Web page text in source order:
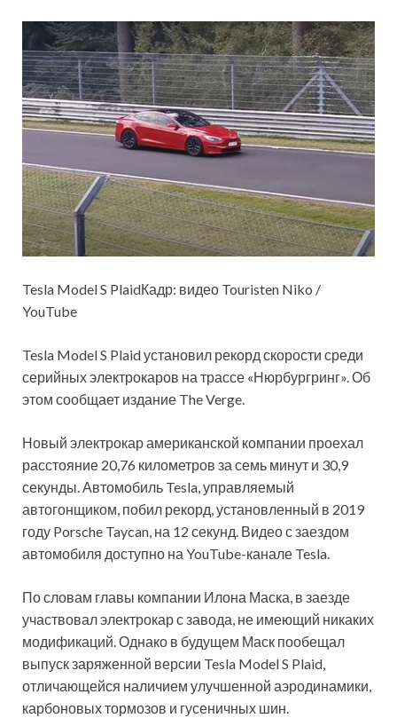
Tesla Model S PlaidКадр: видео Touristen Niko /
YouTube
Tesla Model S Plaid установил рекорд скорости среди
серийных электрокаров на трассе «Нюрбургринг». Об
этом сообщает издание The Verge.
Новый электрокар американской компании проехал
расстояние 20,76 километров за семь минут и 30,9
секунды. Автомобиль Tesla, управляемый
автогонщиком, побил рекорд, установленный в 2019
году Porsche Taycan, на 12 секунд. Видео с заездом
автомобиля доступно на YouTube-канале Tesla.
По словам главы компании Илона Маска, в заезде
участвовал электрокар с завода, не имеющий никаких
модификаций. Однако в будущем Маск пообещал
выпуск заряженной версии Tesla Model S Plaid,
отличающейся наличием улучшенной аэродинамики,
карбоновых тормозов и гусеничных шин.